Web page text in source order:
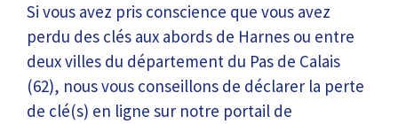
Si vous avez pris conscience que vous avez
perdu des clés aux abords de Harnes ou entre
deux villes du département du Pas de Calais
(62), nous vous conseillons de déclarer la perte
de clé(s) en ligne sur notre portail de